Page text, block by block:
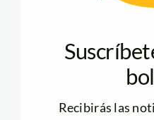
Recibirás las